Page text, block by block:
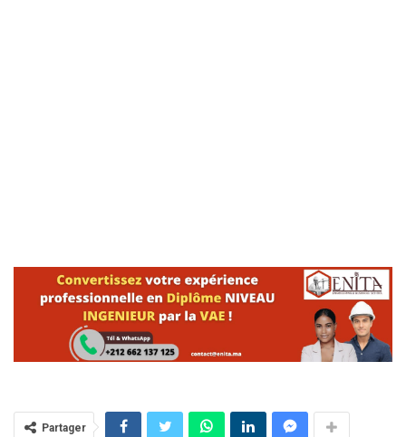
Partager